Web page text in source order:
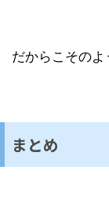
だからこそのよ
まとめ